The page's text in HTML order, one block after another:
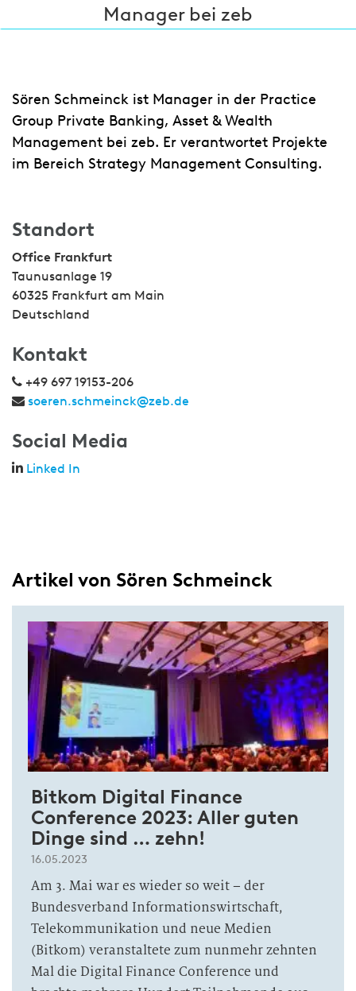
Manager bei zeb
Sören Schmeinck ist Manager in der Practice
Group Private Banking, Asset & Wealth
Management bei zeb. Er verantwortet Projekte
im Bereich Strategy Management Consulting.
Standort
Office Frankfurt
Taunusanlage 19
60325 Frankfurt am Main
Deutschland
Kontakt
+49 697 19153-206
soeren.schmeinck@zeb.de
Social Media
Linked In
Artikel von Sören Schmeinck
Bitkom Digital Finance
Conference 2023: Aller guten
Dinge sind … zehn!
16.05.2023
Am 3. Mai war es wieder so weit – der
Bundesverband Informationswirtschaft,
Telekommunikation und neue Medien
(Bitkom) veranstaltete zum nunmehr zehnten
Mal die Digital Finance Conference und